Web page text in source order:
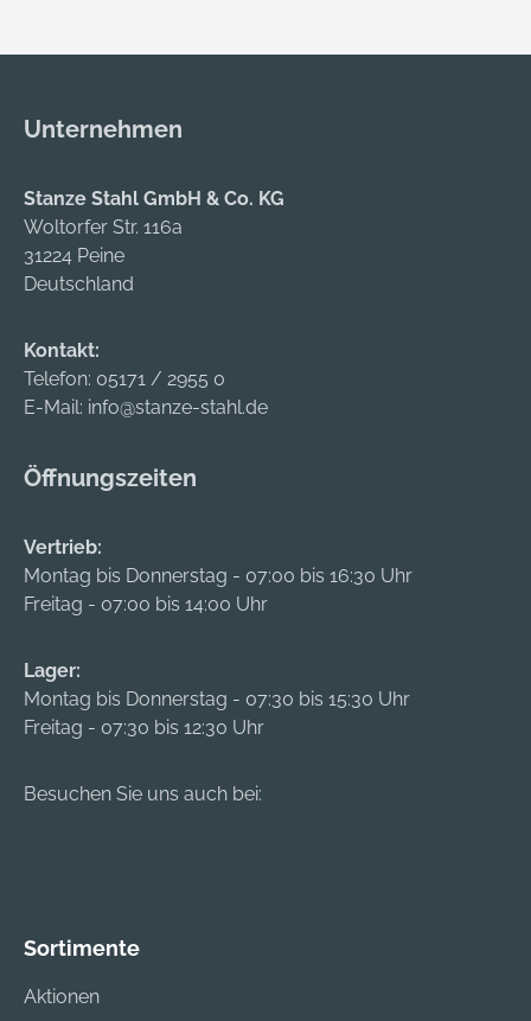
Unternehmen
Stanze Stahl GmbH & Co. KG
Woltorfer Str. 116a
31224 Peine
Deutschland
Kontakt:
Telefon: 05171 / 2955 0
E-Mail: info@stanze-stahl.de
Öffnungszeiten
Vertrieb:
Montag bis Donnerstag - 07:00 bis 16:30 Uhr
Freitag - 07:00 bis 14:00 Uhr
Lager:
Montag bis Donnerstag - 07:30 bis 15:30 Uhr
Freitag - 07:30 bis 12:30 Uhr
Besuchen Sie uns auch bei:
Sortimente
Aktionen